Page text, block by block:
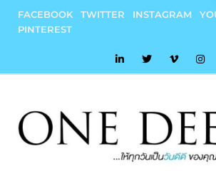
content
FACEBOOK TWITTER INSTAGRAM
PINTEREST